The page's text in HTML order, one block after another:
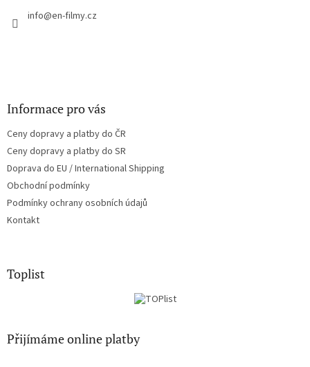
info@en-filmy.cz
Informace pro vás
Ceny dopravy a platby do ČR
Ceny dopravy a platby do SR
Doprava do EU / International Shipping
Obchodní podmínky
Podmínky ochrany osobních údajů
Kontakt
Toplist
Přijímáme online platby